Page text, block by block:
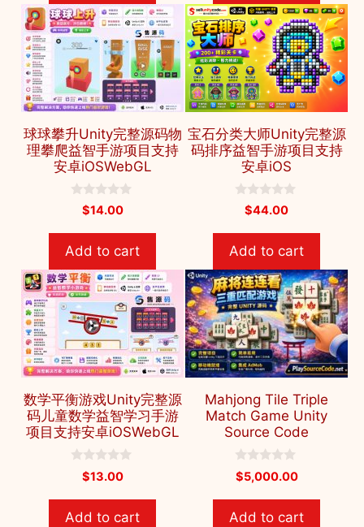
5
5
球球攀升Unity完整源码物
理攀爬益智手游项目支持
安卓iOSWebGL
o
5
$14.00
Add to cart
宝石分类大师Unity完整源
码排序益智手游项目支持
安卓iOS
o
5
$44.00
Add to cart
数学平衡游戏Unity完整源
码儿童数学益智学习手游
项目支持安卓iOSWebGL
o
$13.00
Add to cart
Mahjong Tile Triple
Match Game Unity
Source Code
0
o
o
$5,000.00
Add to cart